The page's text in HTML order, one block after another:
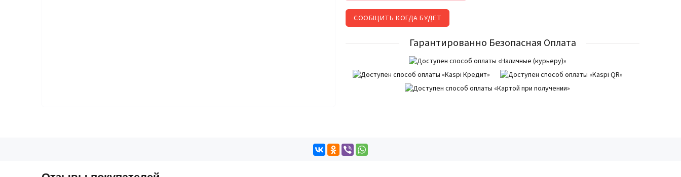
СООБЩИТЬ КОГДА БУДЕТ
Гарантированно Безопасная Оплата